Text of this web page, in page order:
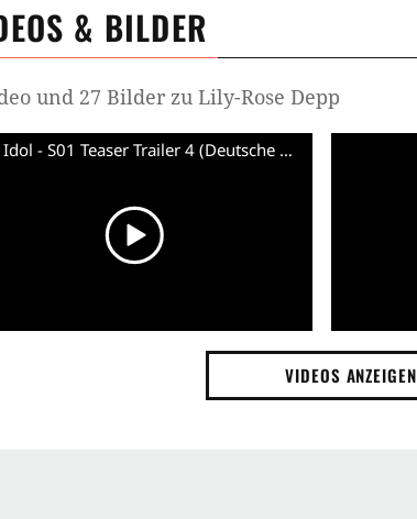
& BILDER
und 27 Bilder zu Lily-Rose Depp
The Idol - S01 Teaser Trailer 4 (Deutsche UT) HD
VIDEOS ANZEIGEN